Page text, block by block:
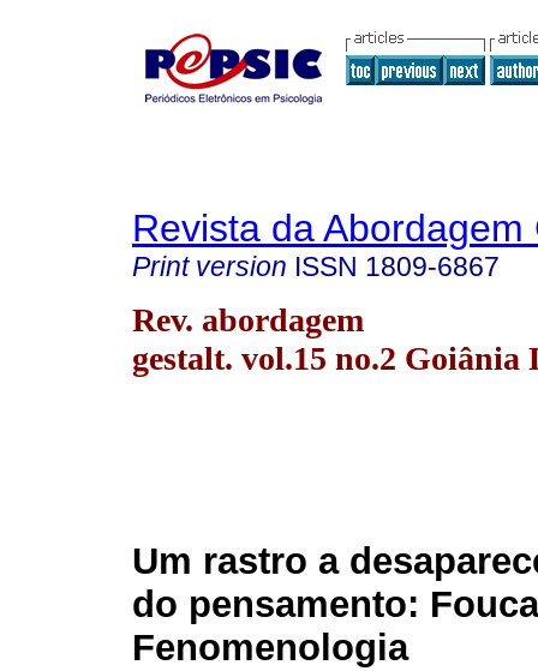
Revista da Abordagem
Print version ISSN 1809-6867
Rev. abordagem
gestalt. vol.15 no.2 Goiânia
Um rastro a
do pensamento:
Fenomenologia